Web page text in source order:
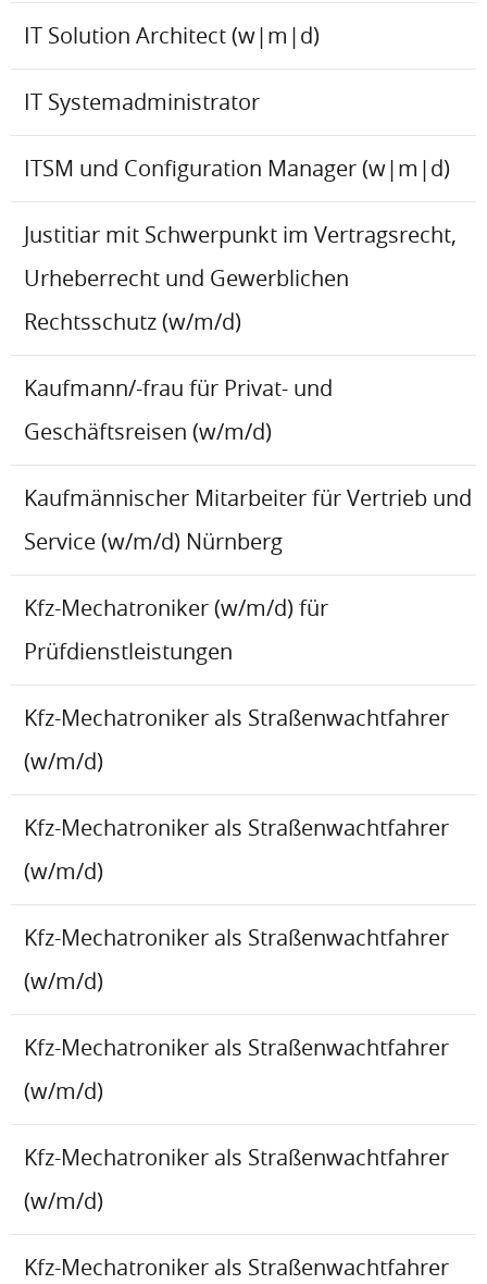
IT Solution Architect (w|m|d)
IT Systemadministrator
ITSM und Configuration Manager (w|m|d)
Justitiar mit Schwerpunkt im Vertragsrecht,
Urheberrecht und Gewerblichen
Rechtsschutz (w/m/d)
Kaufmann/-frau für Privat- und
Geschäftsreisen (w/m/d)
Kaufmännischer Mitarbeiter für Vertrieb und
Service (w/m/d) Nürnberg
Kfz-Mechatroniker (w/m/d) für
Prüfdienstleistungen
Kfz-Mechatroniker als Straßenwachtfahrer
(w/m/d)
Kfz-Mechatroniker als Straßenwachtfahrer
(w/m/d)
Kfz-Mechatroniker als Straßenwachtfahrer
(w/m/d)
Kfz-Mechatroniker als Straßenwachtfahrer
(w/m/d)
Kfz-Mechatroniker als Straßenwachtfahrer
(w/m/d)
Kfz-Mechatroniker als Straßenwachtfahrer